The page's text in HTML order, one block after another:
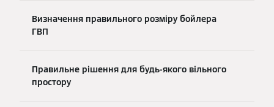
Визначення правильного розміру бойлера
ГВП
Правильне рішення для будь-якого вільного
простору